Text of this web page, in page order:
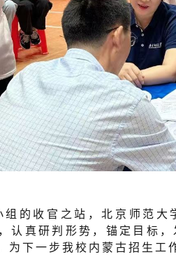
组的收官之站，北京师范
认真研判形势，锚定目标
为下一步我校内蒙古招生工